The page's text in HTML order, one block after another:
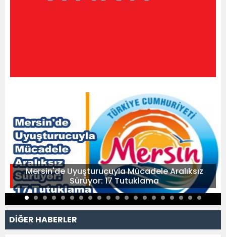
Mersin'de Uyuşturucuyla Mücadele Aralıksız
Sürüyor: 17 Tutuklama
DİĞER HABERLER